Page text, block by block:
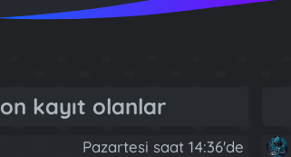
kayıt olanlar
Pazartesi saat 14:36'de